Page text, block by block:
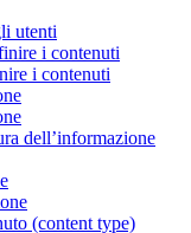
utenti
i contenuti
i contenuti
dell’informazione
(content type)